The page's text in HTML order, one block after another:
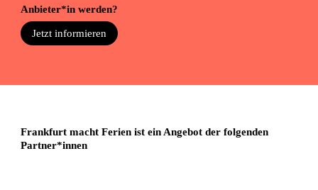
Anbieter*in werden?
Jetzt informieren
Frankfurt macht Ferien ist ein Angebot der folgenden
Partner*innen